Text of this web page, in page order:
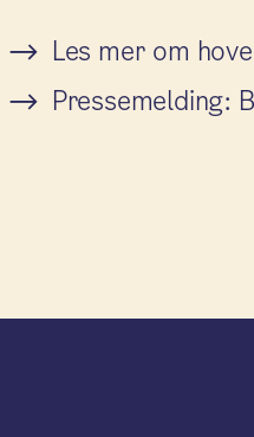
Les mer om
Pressemelding: